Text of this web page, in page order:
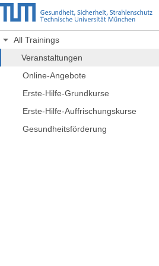
All Trainings
Veranstaltungen
Online-Angebote
Erste-Hilfe-Grundkurse
Erste-Hilfe-Auffrischungskurse
Gesundheitsförderung